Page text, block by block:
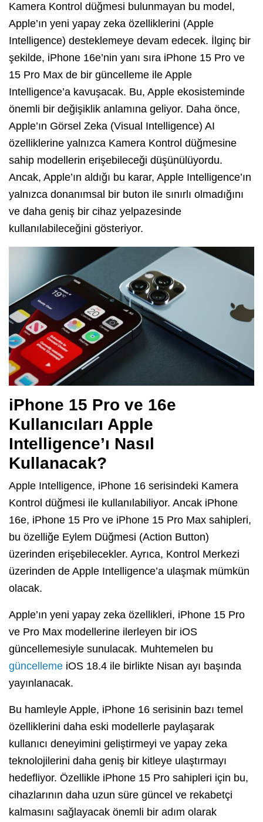
Kamera Kontrol düğmesi bulunmayan bu model,
Apple’ın yeni yapay zeka özelliklerini (Apple
Intelligence) desteklemeye devam edecek. İlginç bir
şekilde, iPhone 16e’nin yanı sıra iPhone 15 Pro ve
15 Pro Max de bir güncelleme ile Apple
Intelligence’a kavuşacak. Bu, Apple ekosisteminde
önemli bir değişiklik anlamına geliyor. Daha önce,
Apple’ın Görsel Zeka (Visual Intelligence) AI
özelliklerine yalnızca Kamera Kontrol düğmesine
sahip modellerin erişebileceği düşünülüyordu.
Ancak, Apple’ın aldığı bu karar, Apple Intelligence’ın
yalnızca donanımsal bir buton ile sınırlı olmadığını
ve daha geniş bir cihaz yelpazesinde
kullanılabileceğini gösteriyor.
iPhone 15 Pro ve 16e
Kullanıcıları Apple
Intelligence’ı Nasıl
Kullanacak?
Apple Intelligence, iPhone 16 serisindeki Kamera
Kontrol düğmesi ile kullanılabiliyor. Ancak iPhone
16e, iPhone 15 Pro ve iPhone 15 Pro Max sahipleri,
bu özelliğe Eylem Düğmesi (Action Button)
üzerinden erişebilecekler. Ayrıca, Kontrol Merkezi
üzerinden de Apple Intelligence’a ulaşmak mümkün
olacak.
Apple’ın yeni yapay zeka özellikleri, iPhone 15 Pro
ve Pro Max modellerine ilerleyen bir iOS
güncellemesiyle sunulacak. Muhtemelen bu
güncelleme iOS 18.4 ile birlikte Nisan ayı başında
yayınlanacak.
Bu hamleyle Apple, iPhone 16 serisinin bazı temel
özelliklerini daha eski modellerle paylaşarak
kullanıcı deneyimini geliştirmeyi ve yapay zeka
teknolojilerini daha geniş bir kitleye ulaştırmayı
hedefliyor. Özellikle iPhone 15 Pro sahipleri için bu,
cihazlarının daha uzun süre güncel ve rekabetçi
kalmasını sağlayacak önemli bir adım olarak